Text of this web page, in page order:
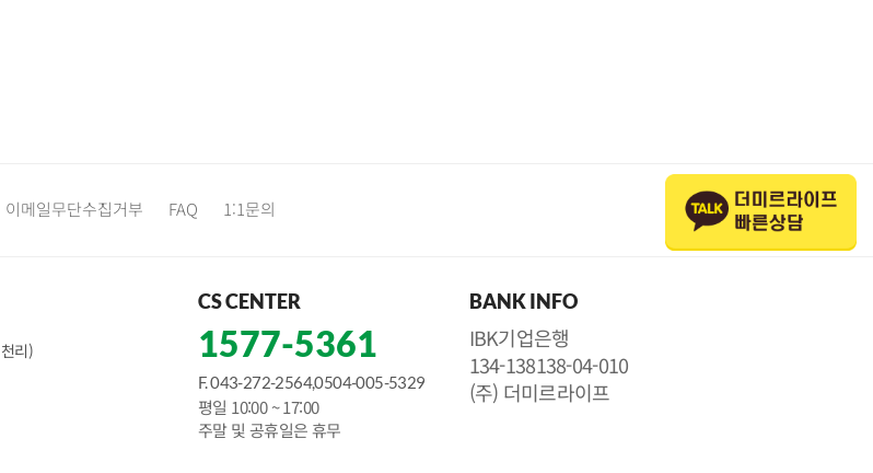
이메일무단수집거부 FAQ 1:1문의
CS CENTER
1577-5361
F. 043-272-2564,0504-005-5329
평일 10:00 ~ 17:00
주말 및 공휴일은 휴무
BANK INFO
IBK기업은행
134-138138-04-010
(주) 더미르라이프
리)